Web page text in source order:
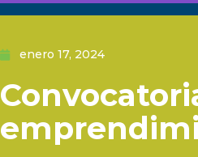
enero 17, 2024